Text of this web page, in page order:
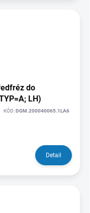
do
LH)
KÓD:DGM.200040065.1LA6
Detail